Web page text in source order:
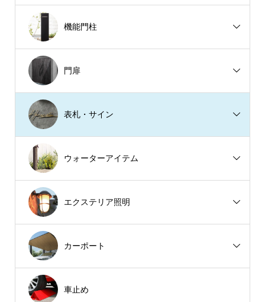
機能門柱
門扉
表札・サイン
ウォーターアイテム
エクステリア照明
カーポート
車止め